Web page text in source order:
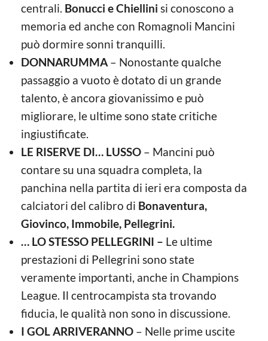
centrali. Bonucci e Chiellini si conoscono a
memoria ed anche con Romagnoli Mancini
può dormire sonni tranquilli.
DONNARUMMA – Nonostante qualche
passaggio a vuoto è dotato di un grande
talento, è ancora giovanissimo e può
migliorare, le ultime sono state critiche
ingiustificate.
LE RISERVE DI… LUSSO – Mancini può
contare su una squadra completa, la
panchina nella partita di ieri era composta da
calciatori del calibro di Bonaventura,
Giovinco, Immobile, Pellegrini.
… LO STESSO PELLEGRINI – Le ultime
prestazioni di Pellegrini sono state
veramente importanti, anche in Champions
League. Il centrocampista sta trovando
fiducia, le qualità non sono in discussione.
I GOL ARRIVERANNO – Nelle prime uscite